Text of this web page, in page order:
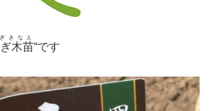
木苗
きなえ
“です